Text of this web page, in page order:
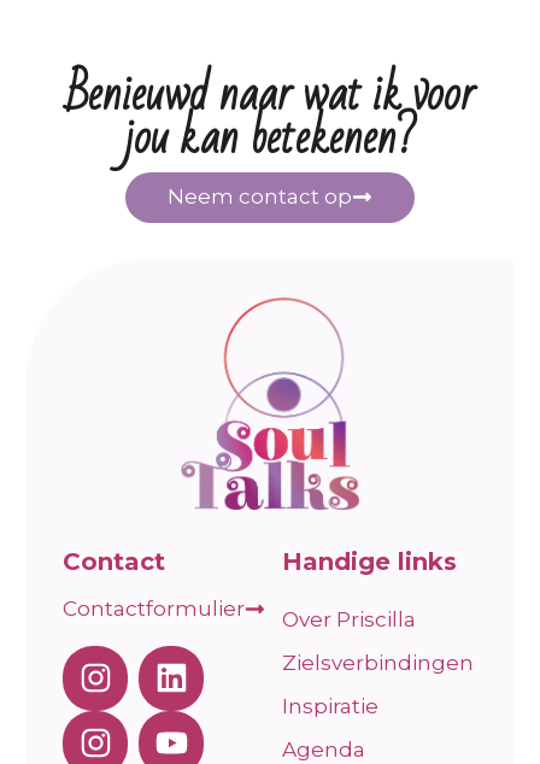
Benieuwd naar wat ik voor
jou kan betekenen?
Neem contact op
Contact
Contactformulier
Handige links
Over Priscilla
Zielsverbindingen
Inspiratie
Agenda